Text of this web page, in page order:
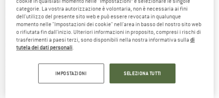
categorie. La vostra autorizzazione è volontaria, non è necessaria ai fini
dell'utilizzo del presente sito web e può essere revocata in qualunque
momento nelle "Impostazioni dei cookie" nell'area in basso del nostro sito web
o rifiutata fin dall'inizio. Ulteriori informazioni in proposito, compresi i rischi di
trasferimenti a paesi terzi, sono disponibili nella nostra informativa sulladi
tutela dei dati personali
IMPOSTAZIONI SELEZIONA TUTTI